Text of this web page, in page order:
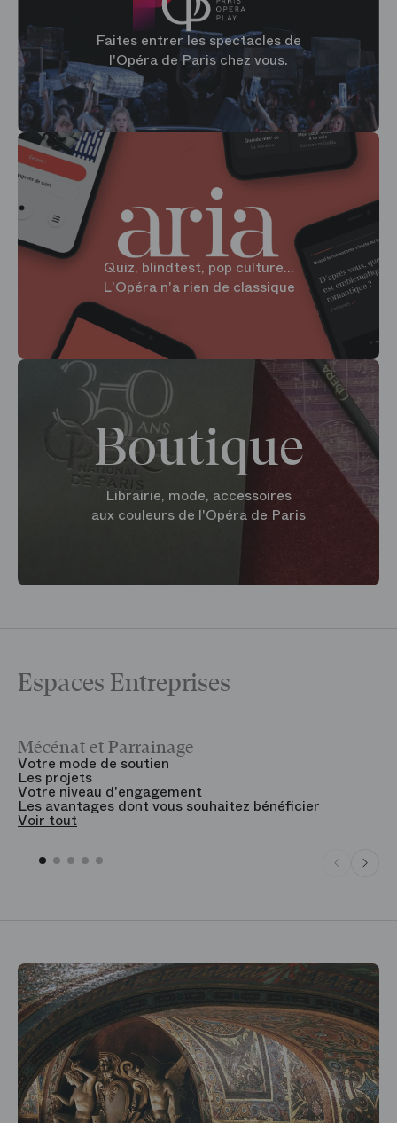
Faites entrer les spectacles de
l'Opéra de Paris chez vous.
Quiz, blindtest, pop culture...
L'Opéra n'a rien de classique
Boutique
Librairie, mode, accessoires
aux couleurs de l'Opéra de Paris
Espaces Entreprises
Mécénat et Parrainage
Votre mode de soutien
Les projets
Votre niveau d'engagement
Les avantages dont vous souhaitez bénéficier
Voir tout